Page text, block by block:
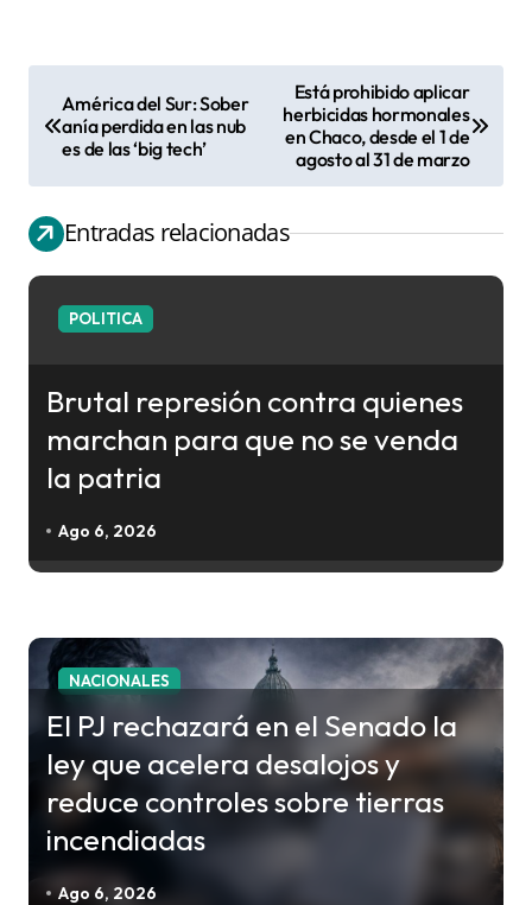
v
e
g
a
n
r
América del Sur: Sober
anía perdida en las nub
es de las ‘big tech’
Está prohibido aplicar
herbicidas hormonales
en Chaco, desde el 1 de
agosto al 31 de marzo
Entradas relacionadas
POLITICA
Brutal represión contra quienes
marchan para que no se venda
la patria
Ago 6, 2026
NACIONALES
El PJ rechazará en el Senado la
ley que acelera desalojos y
reduce controles sobre tierras
incendiadas
Ago 6, 2026